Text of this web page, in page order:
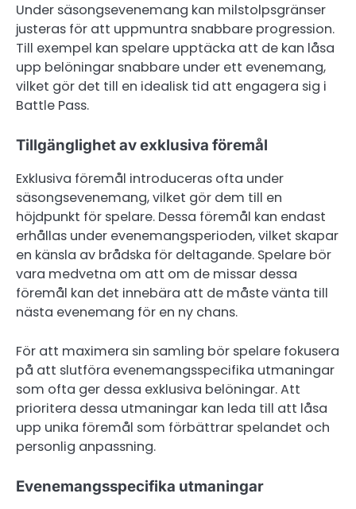
Under säsongsevenemang kan milstolpsgränser
justeras för att uppmuntra snabbare progression.
Till exempel kan spelare upptäcka att de kan låsa
upp belöningar snabbare under ett evenemang,
vilket gör det till en idealisk tid att engagera sig i
Battle Pass.
Tillgänglighet av exklusiva föremål
Exklusiva föremål introduceras ofta under
säsongsevenemang, vilket gör dem till en
höjdpunkt för spelare. Dessa föremål kan endast
erhållas under evenemangsperioden, vilket skapar
en känsla av brådska för deltagande. Spelare bör
vara medvetna om att om de missar dessa
föremål kan det innebära att de måste vänta till
nästa evenemang för en ny chans.
För att maximera sin samling bör spelare fokusera
på att slutföra evenemangsspecifika utmaningar
som ofta ger dessa exklusiva belöningar. Att
prioritera dessa utmaningar kan leda till att låsa
upp unika föremål som förbättrar spelandet och
personlig anpassning.
Evenemangsspecifika utmaningar